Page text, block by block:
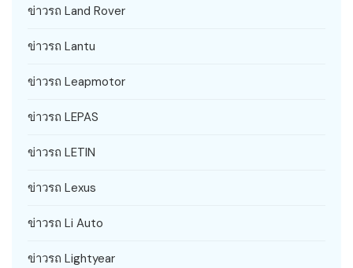
ข่าวรถ Land Rover
ข่าวรถ Lantu
ข่าวรถ Leapmotor
ข่าวรถ LEPAS
ข่าวรถ LETIN
ข่าวรถ Lexus
ข่าวรถ Li Auto
ข่าวรถ Lightyear